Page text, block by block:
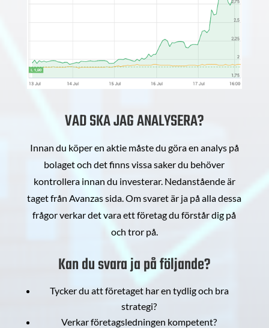
VAD SKA JAG ANALYSERA?
Innan du köper en aktie måste du göra en analys på
bolaget och det finns vissa saker du behöver
kontrollera innan du investerar. Nedanstående är
taget från Avanzas sida. Om svaret är ja på alla dessa
frågor verkar det vara ett företag du förstår dig på
och tror på.
Kan du svara ja på följande?
Tycker du att företaget har en tydlig och bra
strategi?
Verkar företagsledningen kompetent?